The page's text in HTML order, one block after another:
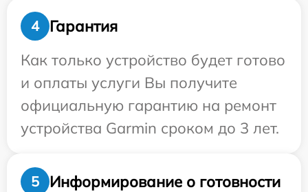
4
Гарантия
Как только устройство будет готово
и оплаты услуги Вы получите
официальную гарантию на ремонт
устройства Garmin сроком до 3 лет.
5
Информирование о готовности